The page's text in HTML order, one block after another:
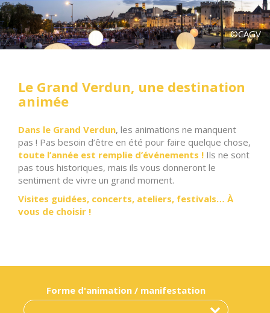
CITADELLE
BILLETTERIE
©CAGV
Le Grand Verdun, une destination
animée
Dans le Grand Verdun, les animations ne manquent
pas ! Pas besoin d’être en été pour faire quelque chose,
toute l’année est remplie d’événements ! Ils ne sont
pas tous historiques, mais ils vous donneront le
sentiment de vivre un grand moment.
Visites guidées, concerts, ateliers, festivals… À
vous de choisir !
Forme d'animation / manifestation